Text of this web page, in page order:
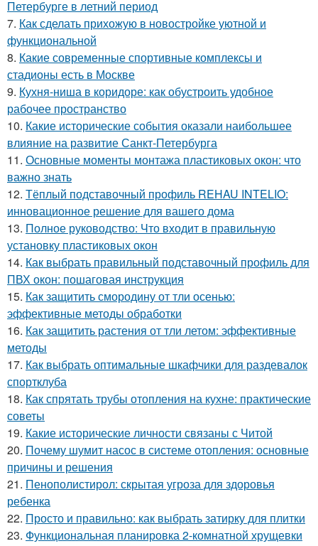
Петербурге в летний период
7. Как сделать прихожую в новостройке уютной и
функциональной
8. Какие современные спортивные комплексы и
стадионы есть в Москве
9. Кухня-ниша в коридоре: как обустроить удобное
рабочее пространство
10. Какие исторические события оказали наибольшее
влияние на развитие Санкт-Петербурга
11. Основные моменты монтажа пластиковых окон: что
важно знать
12. Тёплый подставочный профиль REHAU INTELIO:
инновационное решение для вашего дома
13. Полное руководство: Что входит в правильную
установку пластиковых окон
14. Как выбрать правильный подставочный профиль для
ПВХ окон: пошаговая инструкция
15. Как защитить смородину от тли осенью:
эффективные методы обработки
16. Как защитить растения от тли летом: эффективные
методы
17. Как выбрать оптимальные шкафчики для раздевалок
спортклуба
18. Как спрятать трубы отопления на кухне: практические
советы
19. Какие исторические личности связаны с Читой
20. Почему шумит насос в системе отопления: основные
причины и решения
21. Пенополистирол: скрытая угроза для здоровья
ребенка
22. Просто и правильно: как выбрать затирку для плитки
23. Функциональная планировка 2-комнатной хрущевки